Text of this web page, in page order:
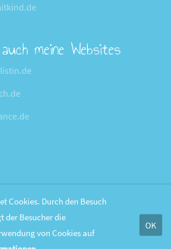
meine Websites
Cookies. Durch den Besuch
der Besucher die
von Cookies auf
OK